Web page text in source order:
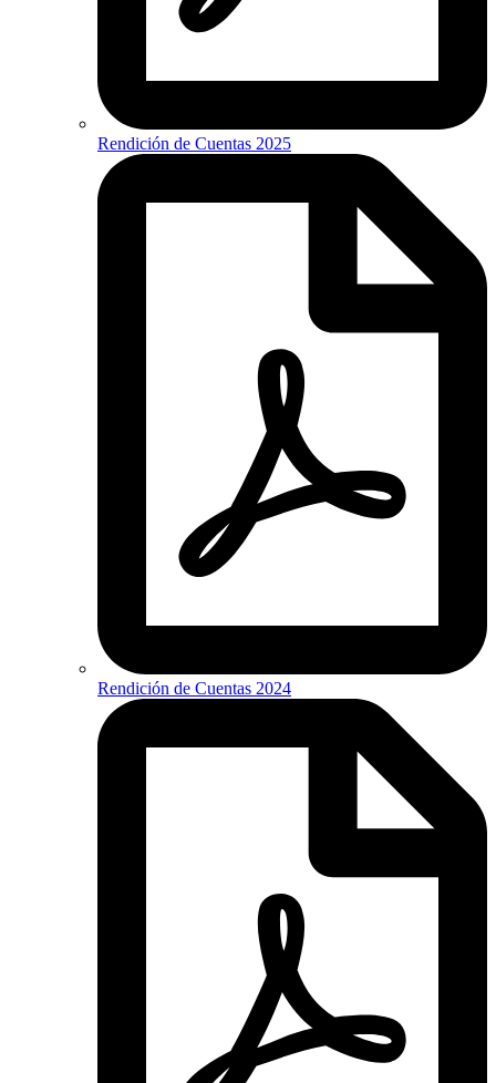
Rendición de Cuentas 2025
Rendición de Cuentas 2024